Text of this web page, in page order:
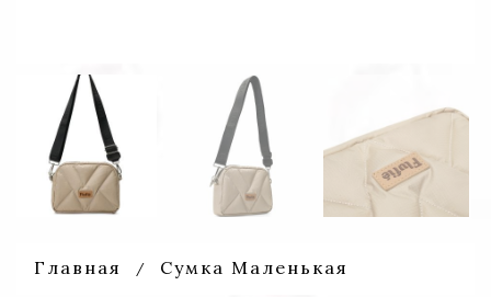
Главная / Сумка Маленькая